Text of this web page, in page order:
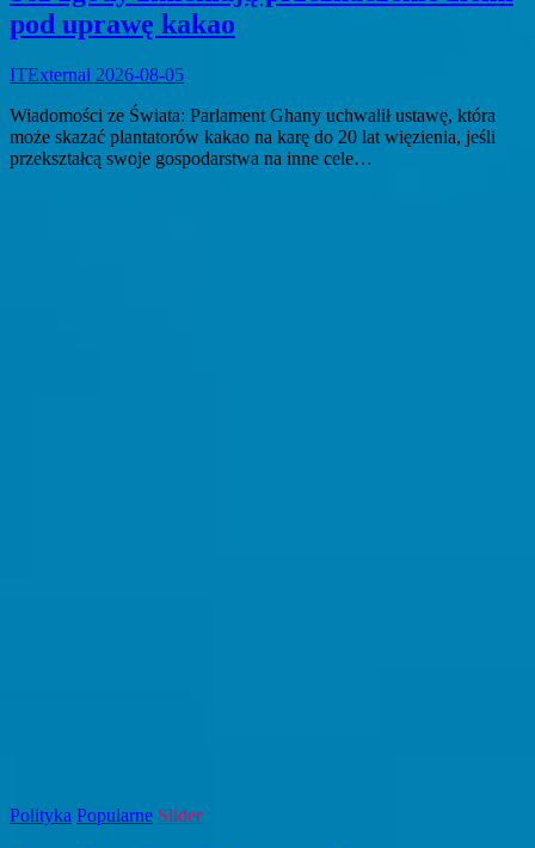
pod uprawę kakao
ITExternal 2026-08-05
Wiadomości ze Świata: Parlament Ghany uchwalił ustawę, która
może skazać plantatorów kakao na karę do 20 lat więzienia, jeśli
przekształcą swoje gospodarstwa na inne cele…
Polityka Popularne Slider